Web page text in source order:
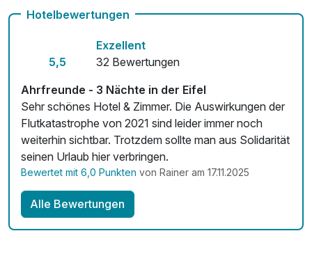
Zimmerservice verfügbar
Hotelbewertungen
5,5
Exzellent
32 Bewertungen
Ahrfreunde - 3 Nächte in der Eifel
Sehr schönes Hotel & Zimmer. Die Auswirkungen der
Flutkatastrophe von 2021 sind leider immer noch
weiterhin sichtbar. Trotzdem sollte man aus Solidarität
seinen Urlaub hier verbringen.
Bewertet mit 6,0 Punkten von Rainer am 17.11.2025
Alle Bewertungen